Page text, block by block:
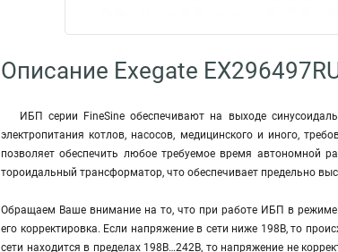
Описание Exegate
ИБП серии FineSine обеспечивают на выходе
электропитания котлов, насосов, медицинского и иного,
позволяет обеспечить любое требуемое время автономной
тороидальный трансформатор, что обеспечивает предельно
Обращаем Ваше внимание на то, что при работе ИБП в режиме
его корректировка. Если напряжение в сети ниже 198В, то
сети находится в пределах 198В…242В, то напряжение не